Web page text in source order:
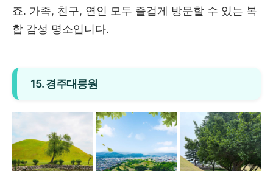
죠. 가족, 친구, 연인 모두 즐겁게 방문할 수 있는 복
합 감성 명소입니다.
15. 경주대릉원